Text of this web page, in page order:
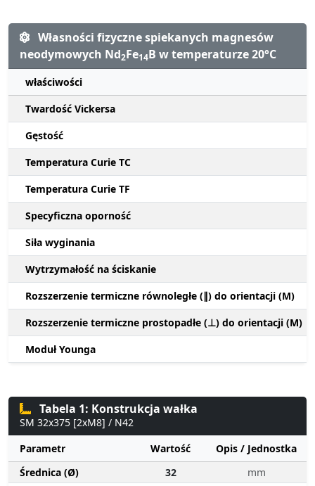
Własności fizyczne spiekanych magnesów
neodymowych Nd2Fe14B w temperaturze 20°C
właściwości
Twardość Vickersa
Gęstość
Temperatura Curie TC
Temperatura Curie TF
Specyficzna oporność
Siła wyginania
Wytrzymałość na ściskanie
Rozszerzenie termiczne równoległe (∥) do orientacji (M)
Rozszerzenie termiczne prostopadłe (⊥) do orientacji (M)
Moduł Younga
Tabela 1: Konstrukcja wałka
SM 32x375 [2xM8] / N42
Parametr
Wartość
Opis / Jednostka
Średnica (Ø)
32
mm